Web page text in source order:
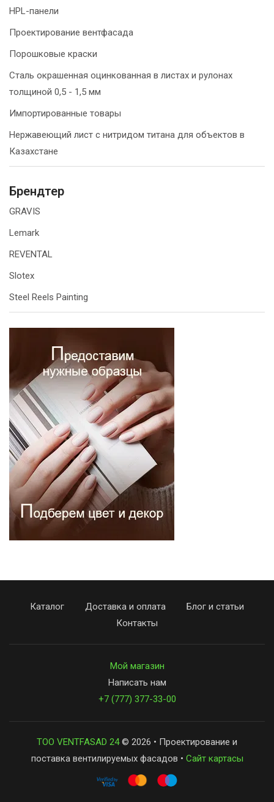
HPL-панели
Проектирование вентфасада
Порошковые краски
Сталь окрашенная оцинкованная в листах и рулонах
толщиной 0,5 - 1,5 мм
Импортированные товары
Нержавеющий лист с нитридом титана для объектов в
Казахстане
Брендтер
GRAVIS
Lemark
REVENTAL
Slotex
Steel Reels Painting
Каталог Доставка и оплата
Блог и статьи
Контакты
Мой магазин
Написать нам
+7 (777) 377-33-00
ТОО VENTFASAD 24© 2026 • Проектирование и
поставка вентилируемых фасадов • Сайт картасы